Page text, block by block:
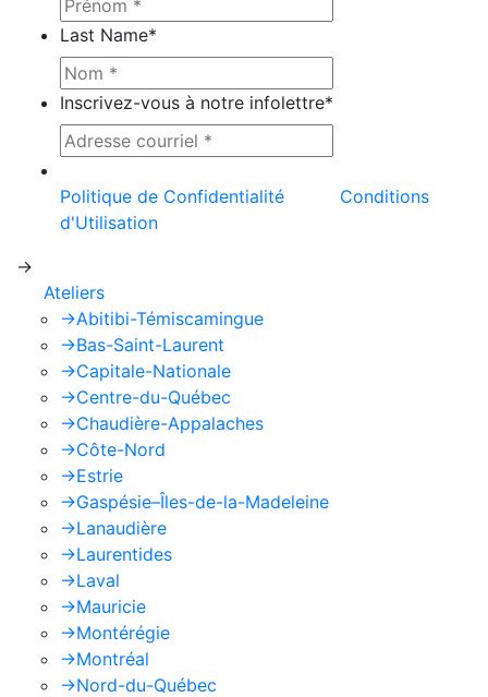
Last Name*
Inscrivez-vous à notre infolettre*
Politique de Confidentialité
Conditions
d'Utilisation
->
Ateliers
->Abitibi-Témiscamingue
->Bas-Saint-Laurent
->Capitale-Nationale
->Centre-du-Québec
->Chaudière-Appalaches
->Côte-Nord
->Estrie
->Gaspésie–Îles-de-la-Madeleine
->Lanaudière
->Laurentides
->Laval
->Mauricie
->Montérégie
->Montréal
->Nord-du-Québec